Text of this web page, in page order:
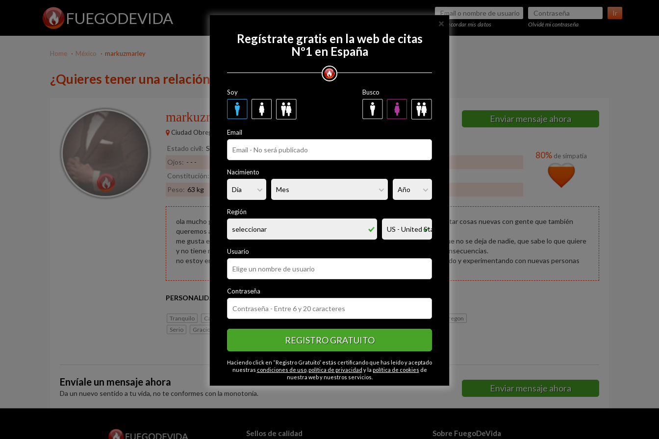
FUEGODEVIDA Ir
Recordar mis datos Olvidé mi contraseña
Regístrate gratis
Home México markuzmarley
¿Quieres tener una relación con markuzmarley?
markuzmarley34 años
Ciudad Obregón
Enviar mensaje ahora
Estado civil: Soltero
Ojos: - - - Pelo: Moreno
Constitución:
Delgado
Peso: 63 kg
80% de simpatía
ola mucho gusto soy un joven de 26 años llegando a este sitio con las ganas de experimentar cosas nuevas con gente que también
queremos abrirse a nuevas experiencias
me gusta el dibujo,la lectura ,salir a correr y dar largos paseos , me gusta la gente fuerte que no se deja de nadie, que sabe lo que quiere
y no tiene miedo en tomar una oportunidad que tome riesgos sin miedo al fracaso ni las consecuencias.
no estoy en busca de nada serio aún así espero el poder pasar un rato agradable conociendo y experimentando con nuevas personas
PERSONALIDAD
Tranquilo Cariñoso Extrovertido Apasionado Liberal
Honesto
Serio
Gracioso Caballeroso
CATEGORÍAS
Contactos en Ciudad obregon
Envíale un mensaje ahora
Da un nuevo sentido a tu vida, no te conformes con la monotonía. Enviar mensaje ahora
×
Regístrate gratis en la web de citas
Nº1 en España
Soy Busco
Email
Nacimiento
Región
Usuario
Contraseña
REGISTRO GRATUITO
Haciendo click en “Registro Gratuito” estás certificando que has leído y aceptado
nuestras condiciones de uso, política de privacidad y la política de cookies de
nuestra web y nuestros servicios.
Sellos de calidad Sobre FuegoDeVida